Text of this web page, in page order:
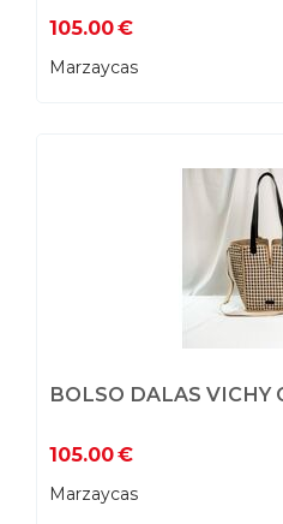
105.00€
Marzaycas
BOLSO DALAS VICHY
105.00€
Marzaycas